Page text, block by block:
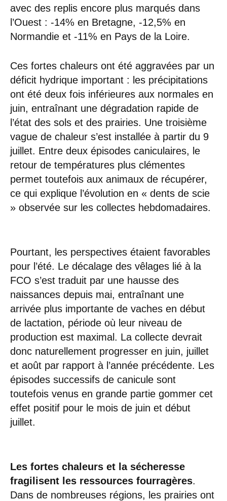
avec des replis encore plus marqués dans
l’Ouest : -14% en Bretagne, -12,5% en
Normandie et -11% en Pays de la Loire.
Ces fortes chaleurs ont été aggravées par un
déficit hydrique important : les précipitations
ont été deux fois inférieures aux normales en
juin, entraînant une dégradation rapide de
l’état des sols et des prairies. Une troisième
vague de chaleur s’est installée à partir du 9
juillet. Entre deux épisodes caniculaires, le
retour de températures plus clémentes
permet toutefois aux animaux de récupérer,
ce qui explique l’évolution en « dents de scie
» observée sur les collectes hebdomadaires.
Pourtant, les perspectives étaient favorables
pour l’été. Le décalage des vêlages lié à la
FCO s’est traduit par une hausse des
naissances depuis mai, entraînant une
arrivée plus importante de vaches en début
de lactation, période où leur niveau de
production est maximal. La collecte devrait
donc naturellement progresser en juin, juillet
et août par rapport à l’année précédente. Les
épisodes successifs de canicule sont
toutefois venus en grande partie gommer cet
effet positif pour le mois de juin et début
juillet.
Les fortes chaleurs et la sécheresse
fragilisent les ressources fourragères.
Dans de nombreuses régions, les prairies ont